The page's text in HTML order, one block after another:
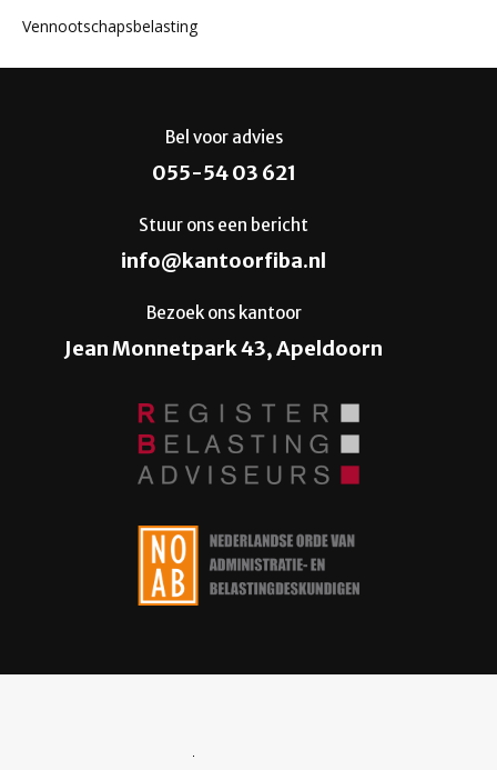
Vennootschapsbelasting
Bel voor advies
055-54 03 621
Stuur ons een bericht
info@kantoorfiba.nl
Bezoek ons kantoor
Jean Monnetpark 43, Apeldoorn